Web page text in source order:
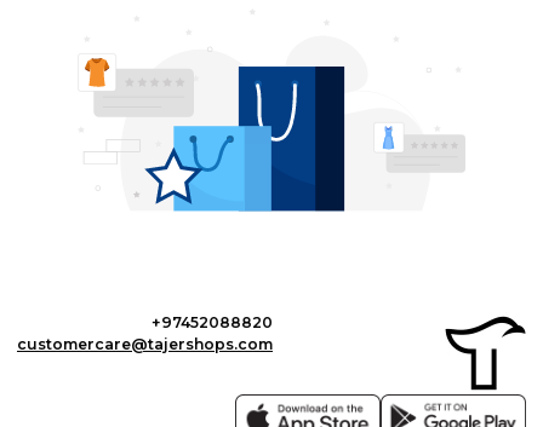
+97452088820
customercare@tajershops.com